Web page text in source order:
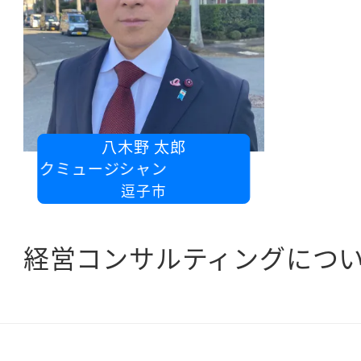
八木野 太郎
クミュージシャン
逗子市
経営コンサルティングにつ